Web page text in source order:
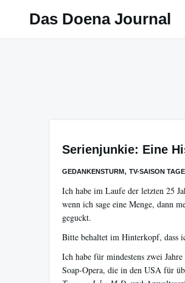
Das Doena Journal
Serienjunkie: Eine
GEDANKENSTURM, TV-SAISON
Ich habe im Laufe der letzten 25
wenn ich sage eine Menge, dann
geguckt.
Bitte behaltet im Hinterkopf, dass
Ich habe für mindestens zwei
Soap-Opera, die in den USA für